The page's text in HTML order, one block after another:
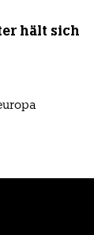
hält sich